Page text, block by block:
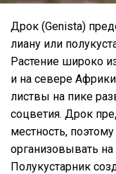
Дрок (Genista)
лиану или
Растение широко
и на севере
листвы на пике
соцветия. Дрок
местность,
организовывать
Полукустарник